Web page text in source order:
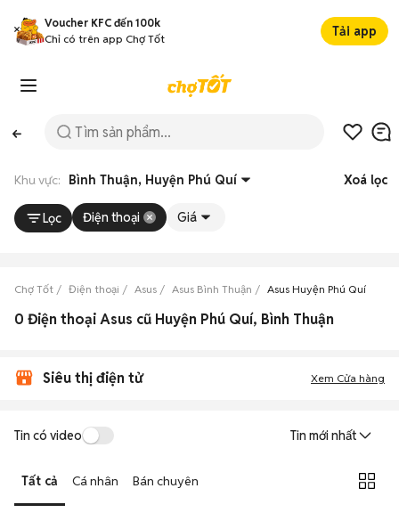
Voucher KFC đến 100k
Chỉ có trên app Chợ Tốt
Tải app
Khu vực: Bình Thuận, Huyện Phú Quí Xoá lọc
Lọc Điện thoại Giá
Chợ Tốt Điện thoại Asus Asus Bình Thuận Asus Huyện Phú Quí
0 Điện thoại Asus cũ Huyện Phú Quí, Bình Thuận
Siêu thị điện tử Xem Cửa hàng
Tin có video Tin mới nhất
Tất cả Cá nhân Bán chuyên